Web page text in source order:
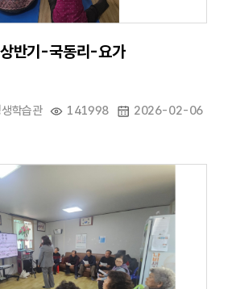
반기-국동리-요가
학습관 141998 2026-02-06